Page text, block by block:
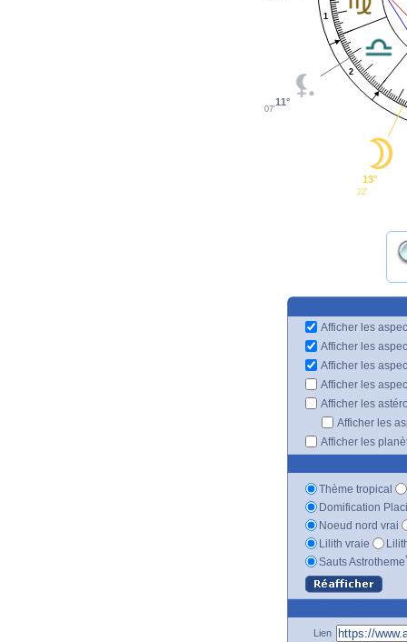
1
2
11°
07'
13°
22'
Afficher les
Afficher les
Afficher les
Afficher les
Afficher les
Afficher les
Afficher les
Thème tropical
Domification
Noeud nord vrai
Lilith vraie
Sauts Astrotheme
Lien